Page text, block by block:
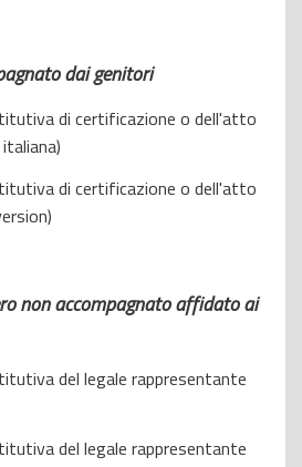
dai genitori
di certificazione o dell'atto
di certificazione o dell'atto
non accompagnato affidato ai
del legale rappresentante
del legale rappresentante